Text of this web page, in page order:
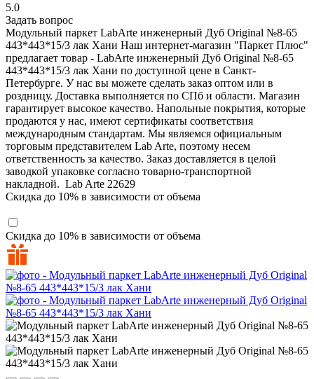
5.0
Задать вопрос
Модульный паркет LabArte инженерный Дуб Original №8-65
443*443*15/3 лак Хани Наш интернет-магазин "Паркет Плюс"
предлагает товар - LabArte инженерный Дуб Original №8-65
443*443*15/3 лак Хани по доступной цене в Санкт-
Петербурге. У нас вы можете сделать заказ оптом или в
роздницу. Доставка выполняется по СПб и области. Магазин
гарантирует высокое качество. Напольные покрытия, которые
продаются у нас, имеют сертификаты соответствия
международным стандартам. Мы являемся официальным
торговым представителем Lab Arte, поэтому несем
ответственность за качество. Заказ доставляется в целой
заводкой упаковке согласно товарно-транспортной
накладной. Lab Arte 22629
Скидка до 10% в зависимости от объема
Скидка до 10% в зависимости от объема